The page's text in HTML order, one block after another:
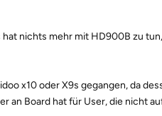
nichts mehr mit HD900B zu
x10 oder X9s gegangen, da
an Board hat für User, die nicht